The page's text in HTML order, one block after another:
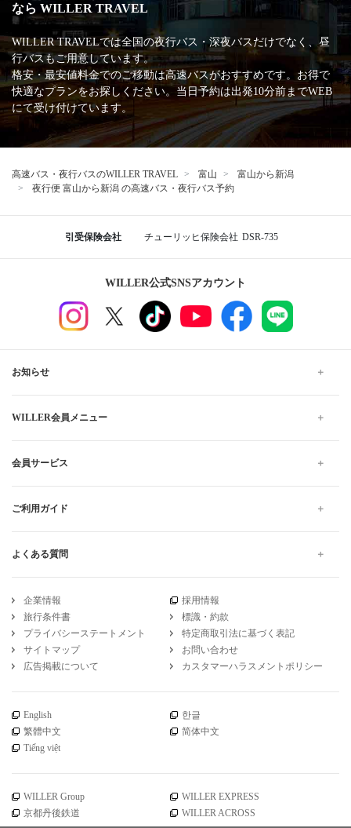
なら WILLER TRAVEL
WILLER TRAVELでは全国の夜行バス・深夜バスだけでなく、昼
行バスもご用意しています。
格安・最安値料金でのご移動は高速バスがおすすめです。お得で
快適なプランをお探しください。当日予約は出発10分前までWEB
にて受け付けています。
高速バス・夜行バスのWILLER TRAVEL 富山
富山から新潟
夜行便 富山から新潟 の高速バス・夜行バス予約
引受保険会社 チューリッヒ保険会社 DSR-735
WILLER公式SNSアカウント
お知らせ
WILLER会員メニュー
会員サービス
ご利用ガイド
よくある質問
企業情報
採用情報
旅行条件書
標識・約款
プライバシーステートメント
特定商取引法に基づく表記
サイトマップ
お問い合わせ
広告掲載について
カスタマーハラスメントポリシー
English
한글
繁體中文
简体中文
Tiếng việt
WILLER Group
WILLER EXPRESS
京都丹後鉄道
WILLER ACROSS